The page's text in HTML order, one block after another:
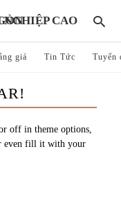
SÀI GÒN
giá Tin Tức Tuyển
off in theme options,
even fill it with your